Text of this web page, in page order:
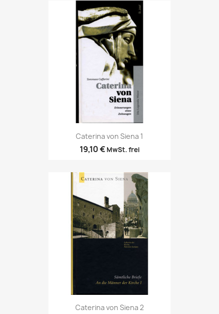
Caterina von Siena 1
19,10 € MwSt. frei
Caterina von Siena 2